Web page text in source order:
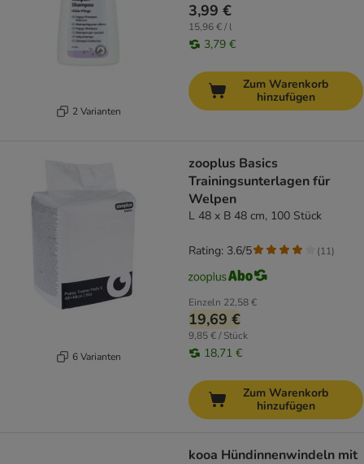
2 Varianten
3,99 €
15,96 € / l
3,79 €
Zum Warenkorb
hinzufügen
6 Varianten
zooplus Basics
Trainingsunterlagen für
Welpen
L 48 x B 48 cm, 100 Stück
Einzeln 22,58 €
19,69 €
9,85 € / Stück
18,71 €
Rating: 3.6/5 (11)
Zum Warenkorb
hinzufügen
kooa Hündinnenwindeln mit